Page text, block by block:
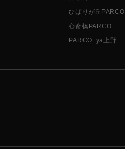
ひばりが丘PARCO
心斎橋PARCO
PARCO_ya上野